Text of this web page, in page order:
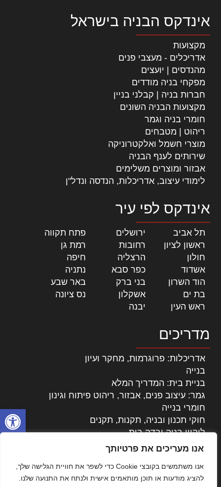
פתח
אנו מעריכים את פרטיותך
אנו משתמשים בקובצי Cookie כדי לשפר את חוויית הגלישה שלך,
להציג מודעות או תוכן מותאמים אישית ולנתח את התנועה שלנו.
אינדקס הבניה בישראל
מקצועות
אדריכלים - מעצבי פנים
מהנדסים | יועצים
מפקחי בניה מודדים
חברות בניה | קבלני בניין
מקצועות הבניה השונים
חומרי בניה וגמר
ריהוט | מטבחים
מוצרי חשמל ואלקטרוניקה
שירותים לענף הבניה
אבזור ומוצרים משלימים
לימודי עיצוב, אדריכלות, הנדסה ונדל"ן
אינדקס לפי עיר
תל אביב ירושלים פתח תקווה
ראשון לציון
רחובות רמת גן
חולון
הרצליה חיפה
אשדוד
כפר סבא נתניה
הוד השרון
בני ברק באר שבע
בת ים
אשקלון נס ציונה
ראש העין
יבנה
מדריכים
אדריכלות: פרוגרמות, מחקר ועיון
בנייה
בניית בית: המדריך המלא
גמר: עיצוב פנים, אבזור, ריהוט פיתוח וגינון
חומרי בנייה
חוקי תכנון ובניה, תקנות, תקנים
ליקויי בניה ובדק בית
נדל"ן: זכויות, אגרות ועסקאות
עקרונות ניהול אחזקה מתקדמות
צילום אדריכלי